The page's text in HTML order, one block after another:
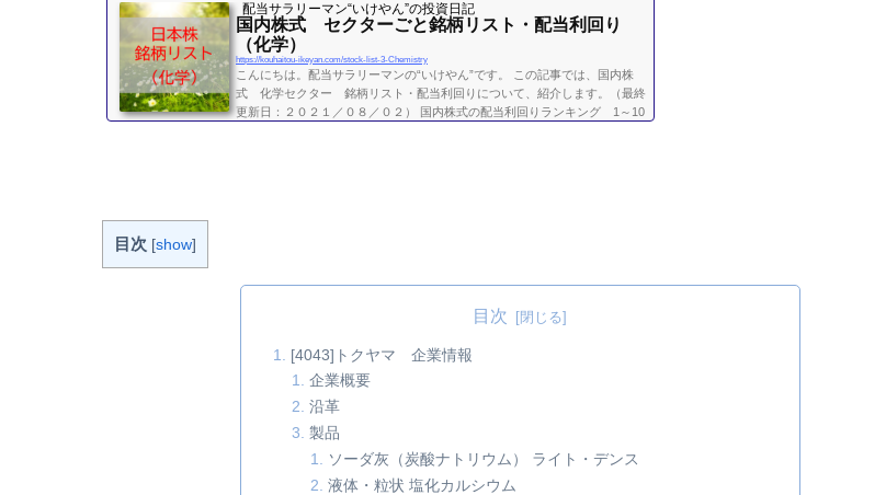
配当サラリーマン“いけやん”の投資日記 ​
国内株式 セクターごと銘柄リスト・配当利回り
（化学）
https://kouhaitou-ikeyan.com/stock-list-3-Chemistry
こんにちは。配当サラリーマンの“いけやん”です。 この記事では、国内株
式 化学セクター 銘柄リスト・配当利回りについて、紹介します。（最終
更新日：２０２１／０８／０２） 国内株式の配当利回りランキング 1～10
続きを読む
目次 [show]
目次
[4043]トクヤマ 企業情報
企業概要
沿革
製品
ソーダ灰（炭酸ナトリウム） ライト・デンス
液体・粒状 塩化カルシウム